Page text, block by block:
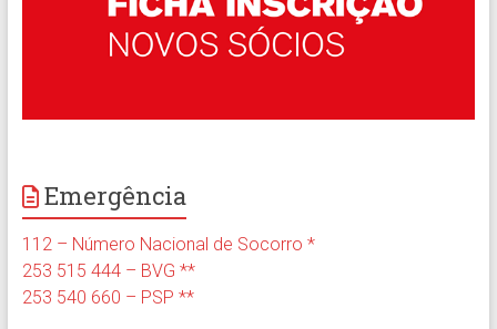
Emergência
112 – Número Nacional de Socorro *
253 515 444 – BVG **
253 540 660 – PSP **